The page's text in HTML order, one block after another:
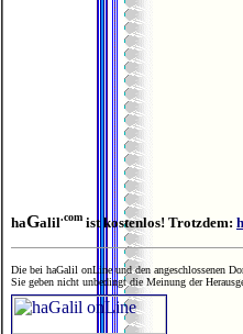
haGalil.com ist kostenlos! Trotzdem:
Die bei haGalil onLine und den angeschlossenen
Sie geben nicht unbedingt die Meinung der